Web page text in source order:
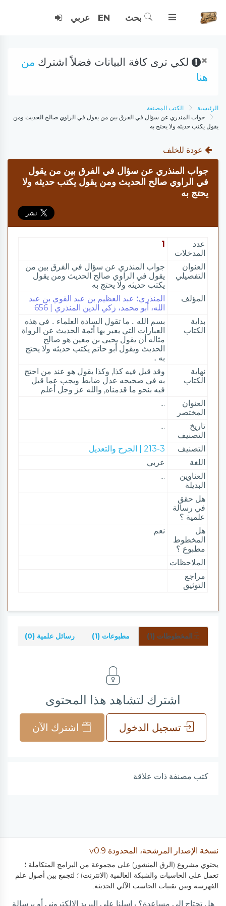
بحث EN عربي
× لكي ترى كافة البيانات فضلاً اشترك من
هنا
الرئيسية
الكتب المصنفة
جواب المنذري عن سؤال في الفرق بين من يقول في الراوي صالح الحديث ومن
يقول يكتب حديثه ولا يحتج به
عودة للخلف
جواب المنذري عن سؤال في الفرق بين من يقول
في الراوي صالح الحديث ومن يقول يكتب حديثه ولا
يحتج به
عدد
المدخلات
1
العنوان
التفصيلي
جواب المنذري عن سؤال في الفرق بين من
يقول في الراوي صالح الحديث ومن يقول
يكتب حديثه ولا يحتج به
المؤلف
المنذري؛ عبد العظيم بن عبد القوي بن عبد
الله، أبو محمد، زكي الدين المنذري | 656
بداية
الكتاب
بسم الله .. ما تقول السادة العلماء .. في هذه
العبارات التي يعبر بها أئمة الحديث عن الرواة
مثاله أن يقول يحيى بن معين هو صالح
الحديث ويقول أبو حاتم يكتب حديثه ولا يحتج
به ..
نهاية
الكتاب
وقد قيل فيه كذا, وكذا يقول هو عند من احتج
به في صحيحه عدل ضابط ويجب عما قيل
فيه بنحو ما قدمناه, والله عز وجل أعلم
العنوان
المختصر
...
تاريخ
التصنيف
...
التصنيف
213-3 | الجرح والتعديل
اللغة
عربي
العناوين
البديلة
...
هل حقق
في رسالة
علمية ؟
هل
المخطوط
مطبوع ؟
نعم
الملاحظات
مراجع
التوثيق
المخطوطات (1) مطبوعات (1) رسائل علمية (0)
اشترك لتشاهد هذا المحتوى
تسجيل الدخول اشترك الآن
كتب مصنفة ذات علاقة
نسخة الإصدار المرشحة، المحدودة v0.9
يحتوي مشروع (الرق المنشور) على مجموعة من البرامج المتكاملة ؛
تعمل على الحاسبات والشبكة العالمية (الانترنت) ؛ لتجمع بين أصول علم
الفهرسة وبين تقنيات الحاسب الآلي الحديثة.
هل تحتاج إلى مساعدة؟ راسلنا على البريد الالكتروني أو برسالة